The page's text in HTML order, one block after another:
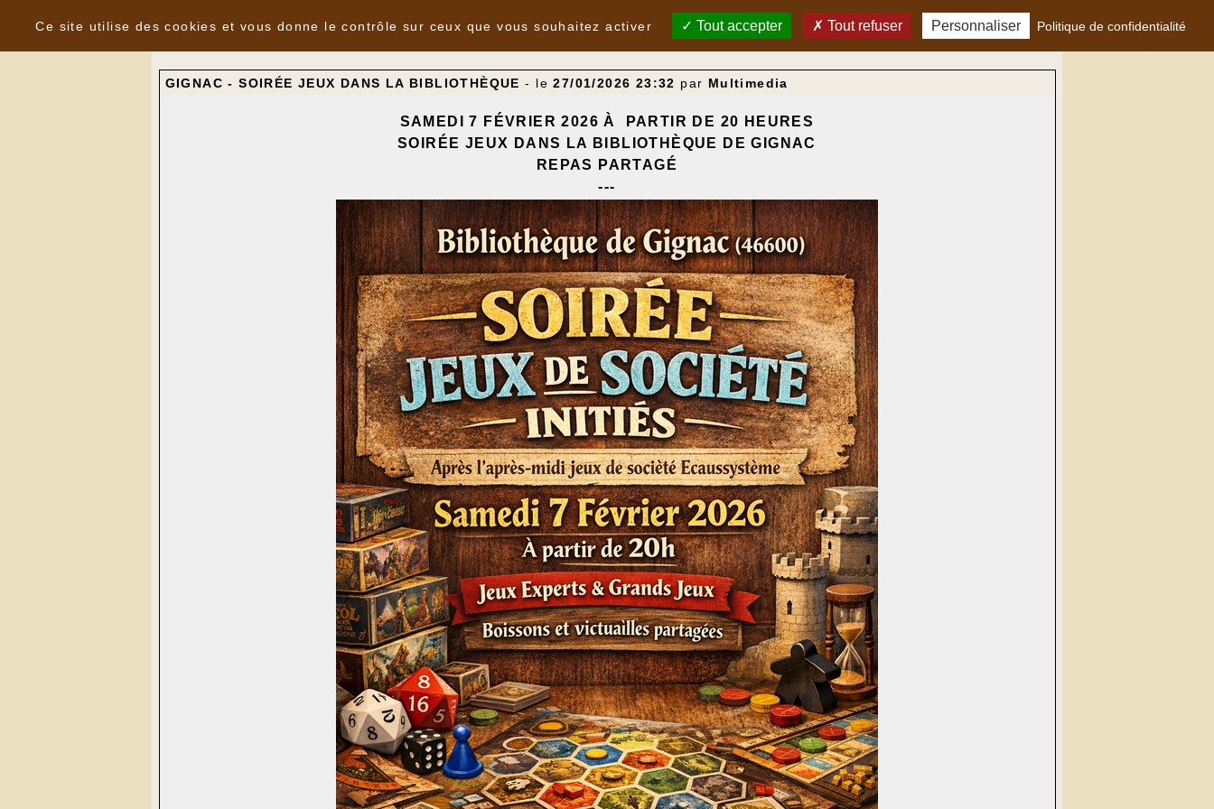
Nouvelles
GIGNAC - SOIRÉE JEUX DANS LA BIBLIOTHÈQUE - le27/01/2026 23:32 par Multimedia
SAMEDI 7 FÉVRIER 2026 À PARTIR DE 20 HEURES
SOIRÉE JEUX DANS LA BIBLIOTHÈQUE DE GIGNAC
REPAS PARTAGÉ
---
Ce site utilise des cookies et vous donne le contrôle sur ceux que vous souhaitez activer
Tout accepter Tout refuser Personnaliser Politique de confidentialité